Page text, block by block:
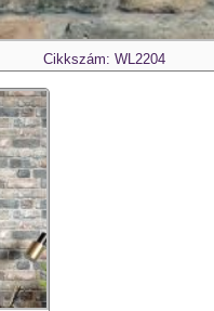
Cikkszám: WL2204